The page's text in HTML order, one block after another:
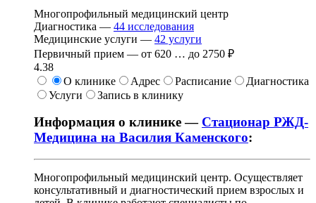
Многопрофильный медицинский центр
Диагностика — 44 исследования
Медицинские услуги — 42 услуги
Первичный прием — от 620 … до 2750 ₽
4.38
О клинике
Адрес Расписание
Диагностика
Услуги
Запись в клинику
Информация о клинике — Стационар РЖД-
Медицина на Василия Каменского:
Многопрофильный медицинский центр. Осуществляет
консультативный и диагностический прием взрослых и